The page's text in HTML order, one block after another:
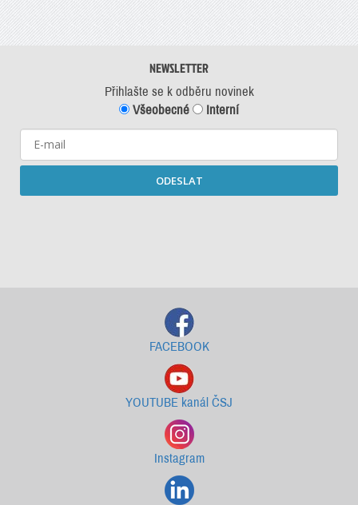
NEWSLETTER
Přihlašte se k odběru novinek
Všeobecné
Interní
ODESLAT
FACEBOOK
YOUTUBE kanál ČSJ
Instagram